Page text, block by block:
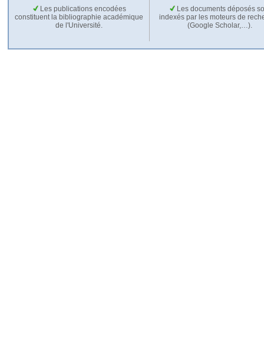
Les publications encodées
constituent la bibliographie académique
de l'Université.
Les documents déposés
indexés par les moteurs de
(Google Scholar,…).